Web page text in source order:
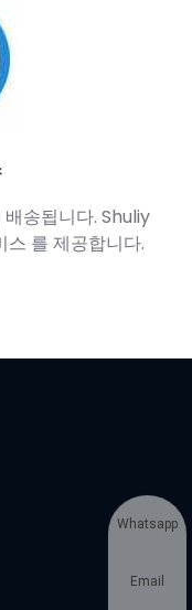
송됩니다. Shuliy
를 제공합니다.
Whatsapp
Email